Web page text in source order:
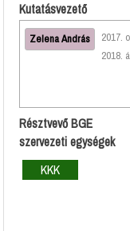
Kutatásvezető
Zelena András
Résztvevő BGE
szervezeti egységek
KKK